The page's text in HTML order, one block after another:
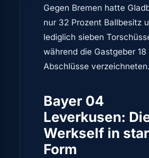
Gegen Bremen hatte
nur 32 Prozent Ballbesitz
lediglich sieben
während die Gastgeber 18
Abschlüsse verzeichneten.
Bayer 04
Leverkusen:
Werkself in
Form